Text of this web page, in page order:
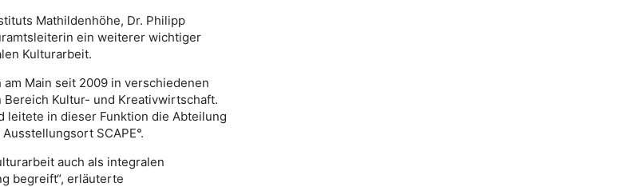
Mathildenhöhe, Dr. Philipp
ein weiterer wichtiger
Kulturarbeit.
Main seit 2009 in verschiedenen
Kultur- und Kreativwirtschaft.
in dieser Funktion die Abteilung
SCAPE°.
auch als integralen
begreift“, erläuterte